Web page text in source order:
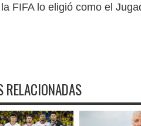
FIFA lo eligió como el
RELACIONADAS